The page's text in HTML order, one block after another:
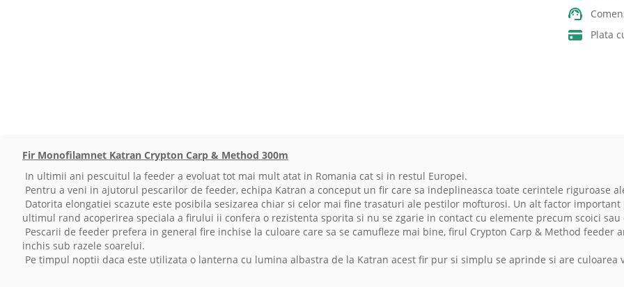
Plata
Fir Monofilamnet Katran Crypton Carp & Method 300m
In ultimii ani pescuitul la feeder a evoluat tot mai mult atat in Romania cat si in restul Europei.
Pentru a veni in ajutorul pescarilor de feeder, echipa Katran a conceput un fir care sa indeplineasca toate cerintele riguroase
Datorita elongatiei scazute este posibila sesizarea chiar si celor mai fine trasaturi ale pestilor mofturosi. Un alt factor
ultimul rand acoperirea speciala a firului ii confera o rezistenta sporita si nu se zgarie in contact cu elemente precum scoici sau
Pescarii de feeder prefera in general fire inchise la culoare care sa se camufleze mai bine, firul Crypton Carp & Method feeder
inchis sub razele soarelui.
Pe timpul noptii daca este utilizata o lanterna cu lumina albastra de la Katran acest fir pur si simplu se aprinde si are culoarea